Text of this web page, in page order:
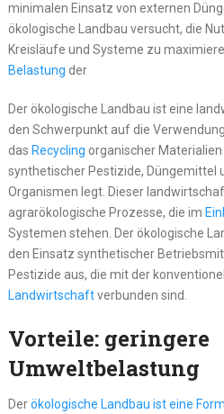
minimalen Einsatz von externen
ökologische Landbau versucht, die
Kreisläufe und Systeme zu
Belastung der
Der ökologische Landbau ist eine
den Schwerpunkt auf die
das Recycling organischer
synthetischer Pestizide, Düngemittel
Organismen legt. Dieser
agrarökologische Prozesse, die im
Systemen stehen. Der ökologische
den Einsatz synthetischer
Pestizide aus, die mit der
Landwirtschaftverbunden sind.
Vorteile: geringere
Umweltbelastung
Derökologische Landbau ist eine